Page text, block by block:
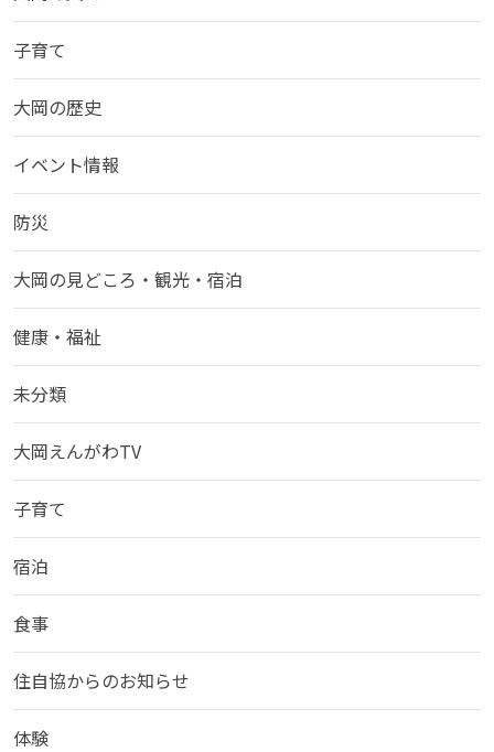
子育て
大岡の歴史
イベント情報
防災
大岡の見どころ・観光・宿泊
健康・福祉
未分類
大岡えんがわTV
子育て
宿泊
食事
住自協からのお知らせ
体験